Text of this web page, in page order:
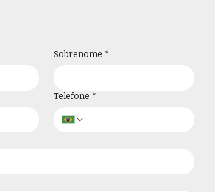
Sobrenome *
Telefone *